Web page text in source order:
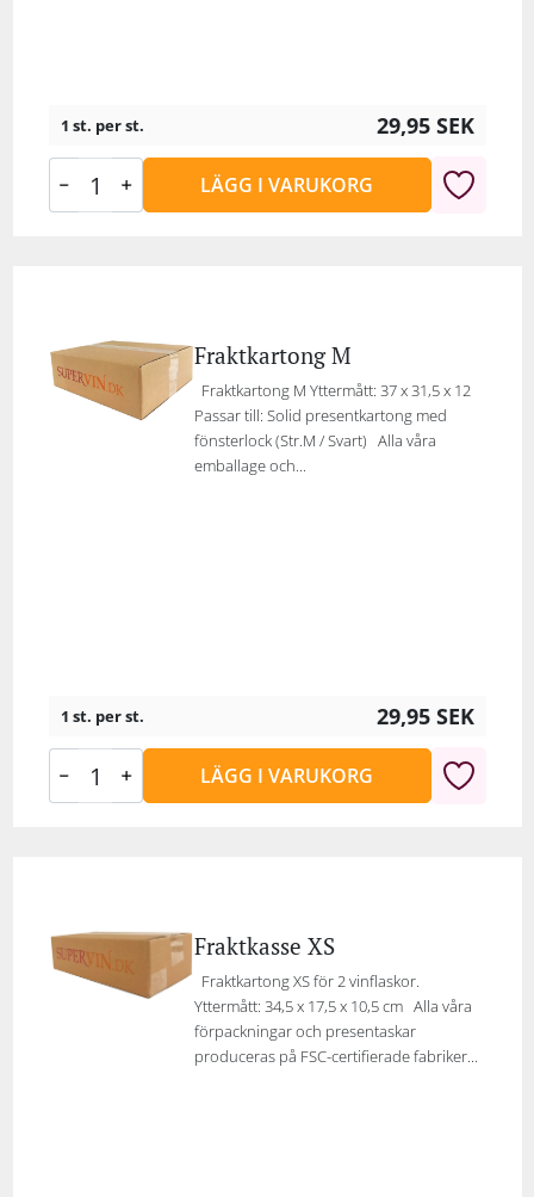
1 st. per st. 29,95 SEK
LÄGG I VARUKORG
Fraktkartong M
Fraktkartong M Yttermått: 37 x 31,5 x 12
Passar till: Solid presentkartong med
fönsterlock (Str.M / Svart) Alla våra
emballage och...
1 st. per st. 29,95 SEK
LÄGG I VARUKORG
Fraktkasse XS
Fraktkartong XS för 2 vinflaskor.
Yttermått: 34,5 x 17,5 x 10,5 cm Alla våra
förpackningar och presentaskar
produceras på FSC-certifierade fabriker...